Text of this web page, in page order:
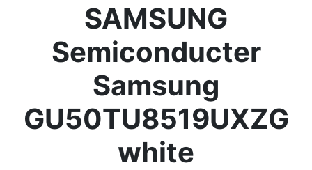
Pays de livraison
Accueil
Baisses de prix
Soutenez-nous
SAMSUNG
Semiconducter
Samsung
GU50TU8519UXZG
white